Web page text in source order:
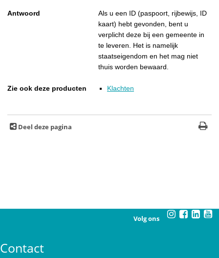
Antwoord
Als u een ID (paspoort, rijbewijs, ID
kaart) hebt gevonden, bent u
verplicht deze bij een gemeente in
te leveren. Het is namelijk
staatseigendom en het mag niet
thuis worden bewaard.
Zie ook deze producten Klachten
Deel deze pagina
Volg ons
Contact